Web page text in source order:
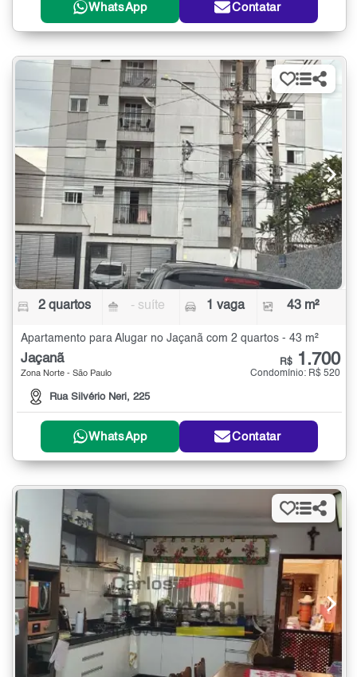
WhatsApp Contatar
2 quartos - suíte 1 vaga 43 m²
Apartamento para Alugar no Jaçanã com 2 quartos - 43 m²
Jaçanã
Zona Norte - São Paulo
Rua Silvério Neri, 225
R$ 1.700
Condomínio: R$ 520
WhatsApp Contatar